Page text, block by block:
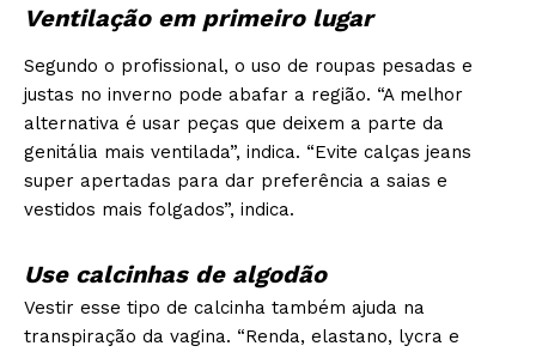
Ventilação em primeiro lugar
Segundo o profissional, o uso de roupas pesadas e
justas no inverno pode abafar a região. “A melhor
alternativa é usar peças que deixem a parte da
genitália mais ventilada”, indica. “Evite calças jeans
super apertadas para dar preferência a saias e
vestidos mais folgados”, indica.
Use calcinhas de algodão
Vestir esse tipo de calcinha também ajuda na
transpiração da vagina. “Renda, elastano, lycra e